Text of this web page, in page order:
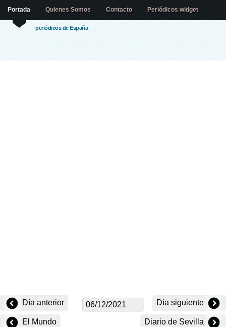
periódicos de España
Portada Quienes Somos Contacto Periódicos widget
Día anterior Día siguiente
El Mundo Diario de Sevilla